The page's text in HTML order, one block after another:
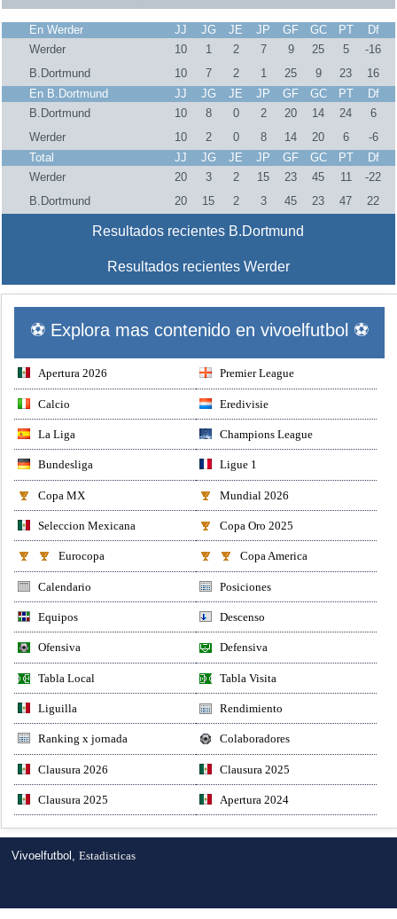
En Werder JJ JG JE JP GF GC PT
Df
Werder
10 1 2 7 9 25 5
-16
B.Dortmund
10 7 2 1 25 9 23
16
En B.Dortmund
JJ JG JE JP GF GC PT
Df
B.Dortmund
10 8 0 2 20 14 24
6
Werder
10 2 0 8 14 20 6
-6
Total
JJ JG JE JP GF GC PT
Df
Werder
20 3 2 15 23 45 11
-22
B.Dortmund
20 15 2 3 45 23 47 22
Resultados recientes B.Dortmund
Resultados recientes Werder
⚽ Explora mas contenido en vivoelfutbol ⚽
Apertura 2026 Premier League
Calcio Eredivisie
La Liga Champions League
Bundesliga Ligue 1
Copa MX Mundial 2026
Seleccion Mexicana Copa Oro 2025
Eurocopa Copa America
Calendario Posiciones
Equipos Descenso
Ofensiva Defensiva
Tabla Local Tabla Visita
Liguilla Rendimiento
Ranking x jornada Colaboradores
Clausura 2026 Clausura 2025
Clausura 2025 Apertura 2024
Vivoelfutbol,Estadisticas